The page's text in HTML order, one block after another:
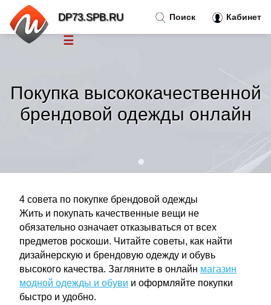
Покупка высококачественной
брендовой одежды онлайн
4 совета по покупке брендовой одежды
Жить и покупать качественные вещи не
обязательно означает отказываться от всех
предметов роскоши. Читайте советы, как найти
дизайнерскую и брендовую одежду и обувь
высокого качества. Загляните в онлайн магазин
модной одежды и обуви и оформляйте покупки
быстро и удобно.
Поиск Кабинет
DP73.SPB.RU
☰
Тренды новостей»
Правила»
Контакт»